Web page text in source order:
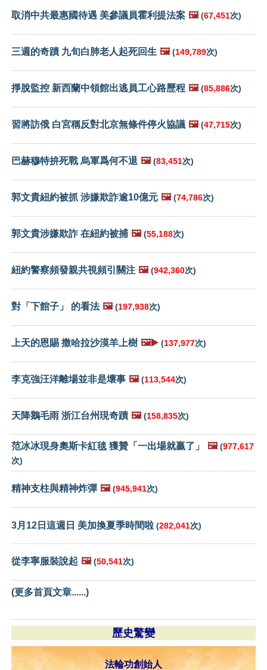
取消中共最惠國待遇 美參議員霍利提法案 🖼️ (67,451次)
三週的奇蹟 九旬白肺老人起死回生 🖼️ (149,789次)
掙脫監控 新西蘭中領館出逃員工心路歷程 🖼️ (85,886次)
習將訪俄 白宮稱反對北京無條件停火協議 🖼️ (47,715次)
巴赫穆特拚死戰 烏軍爲何不退 🖼️ (83,451次)
郭文貴紐約被抓 涉嫌欺詐逾10億元 🖼️ (74,786次)
郭文貴涉嫌欺詐 在紐約被捕 🖼️ (55,188次)
紐約警察頻發親共視頻引關注 🖼️ (942,360次)
對「下館子」 的看法 🖼️ (197,938次)
上天的恩賜 撒哈拉沙漠羊上樹 🖼️▶️ (137,977次)
李克強汪洋離場並非是壞事 🖼️ (113,544次)
天降鵝毛雨 浙江台州現奇蹟 🖼️ (158,835次)
范冰冰現身奧斯卡紅毯 獲贊「一出場就贏了」 🖼️ (977,617
次)
精神支柱與精神炸彈 🖼️ (945,941次)
3月12日這週日 美加換夏季時間啦 (282,041次)
從李寧服裝說起 🖼️ (50,541次)
(更多首頁文章......)
歷史驚變
法輪功創始人